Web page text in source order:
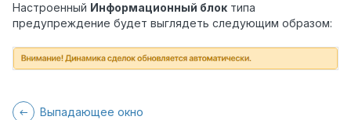
Настроенный Информационный блок типа
предупреждение будет выглядеть следующим образом:
Выпадающее окно